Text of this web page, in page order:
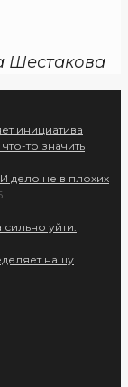
Шестакова
инициатива
то значить
дело не в плохих
уйти.
нашу